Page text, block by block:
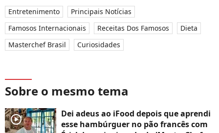
Entretenimento
Principais Notícias
Famosos Internacionais
Receitas Dos Famosos
Dieta
Masterchef Brasil
Curiosidades
Sobre o mesmo tema
player2
Dei adeus ao iFood depois que aprendi
esse hambúrguer no pão francês com